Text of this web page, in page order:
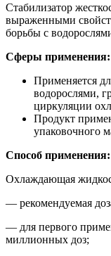
Стабилизатор
выраженными
борьбы с
Сферы применения:
Применяется
водорослями,
циркуляции
Продукт
упаковочного
Способ применения:
Охлаждающая
— рекомендуемая
— для первого
миллионных доз;